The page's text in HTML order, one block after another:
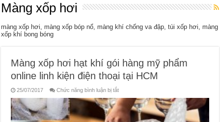
Màng xốp hơi
màng xốp hơi, màng xốp bóp nổ, màng khí chống va đập, túi xốp hơi, màng
xốp khí bong bóng
Màng xốp hơi hạt khí gói hàng mỹ phẩm
online linh kiện điện thoại tại HCM
25/07/2017 Chức năng bình luận bị tắtở
xốp
hơi
hạt
khí